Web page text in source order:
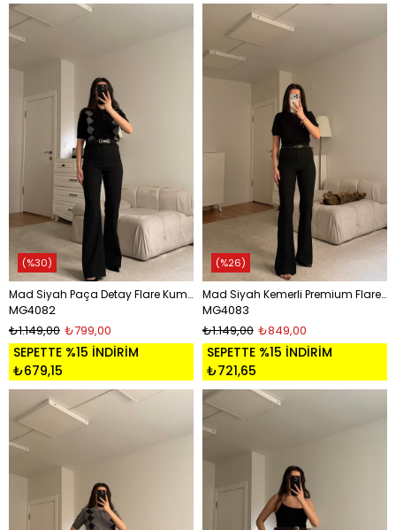
Mad Siyah Paça Detay Flare Kumaş Pantolon
MG4082
₺799,00
₺1.149,00
SEPETTE %15 İNDİRİM
₺679,15
%30
Mad Siyah Kemerli Premium Flare Pantolon
MG4083
₺849,00
₺1.149,00
SEPETTE %15 İNDİRİM
₺721,65
%26